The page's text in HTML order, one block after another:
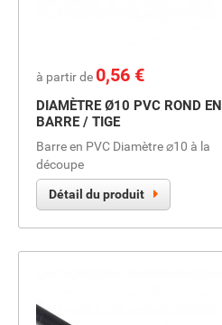
à partir de Prix
0,56 €
DIAMÈTRE Ø10 PVC ROND EN
BARRE / TIGE
Barre en PVC Diamètre ⌀10 à la
découpe
Détail du produit